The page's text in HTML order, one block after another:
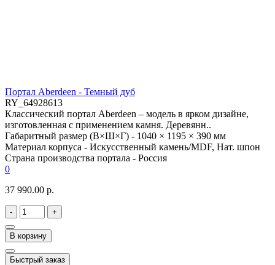
Портал Aberdeen - Темный дуб
RY_64928613
Классический портал Aberdeen – модель в ярком дизайне,
изготовленная с применением камня. Деревянн..
Габаритный размер (В×Ш×Г) - 1040 × 1195 × 390 мм
Материал корпуса - Искусственный камень/MDF, Нат. шпон
Страна производства портала - Россия
0
37 990.00 р.
- +
В корзину
Быстрый заказ